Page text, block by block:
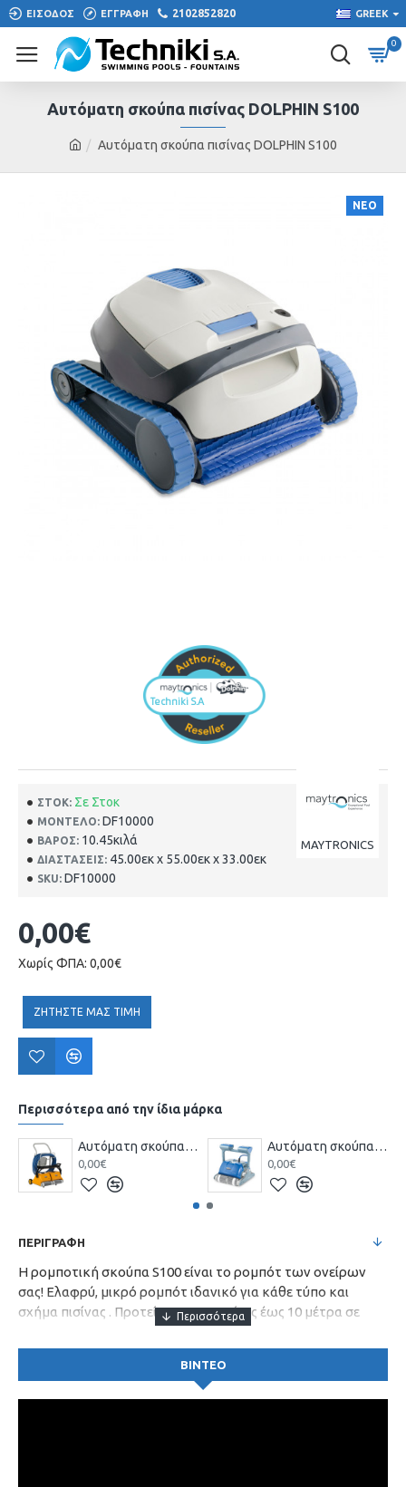
ΕΙΣΟΔΟΣ ΕΓΓΡΑΦΗ 2102852820 GREEK
0
Αυτόματη σκούπα πισίνας DOLPHIN S100
Αυτόματη σκούπα πισίνας DOLPHIN S100
ΝΕΟ
ΣΤΟΚ: Σε Στοκ
ΜΟΝΤΈΛΟ: DF10000
ΒΆΡΟΣ: 10.45κιλά
ΔΙΑΣΤΆΣΕΙΣ: 45.00εκ x 55.00εκ x 33.00εκ
SKU: DF10000
MAYTRONICS
0,00€
Χωρίς ΦΠΑ: 0,00€
ΖΗΤΗΣΤΕ ΜΑΣ ΤΙΜΗ
Περισσότερα από την ίδια μάρκα
Αυτόματη σκούπα πισίνας DOLPHIN 2Χ2
0,00€
Αυτόματη σκούπα πισίνας DOLPHIN M400
0,00€
ΠΕΡΙΓΡΑΦΗ
Η ρομποτική σκούπα S100 είναι το ρομπότ των ονείρων
σας! Ελαφρύ, μικρό ρομπότ ιδανικό για κάθε τύπο και
σχήμα πισίνας . Προτείνεται για πισίνες έως 10 μέτρα σε
Τεχνικά Χαρακτηριστικά
Χρόνος κύκλου λειτουργίας 2 ώρες
ΒΙΝΤΕΟ